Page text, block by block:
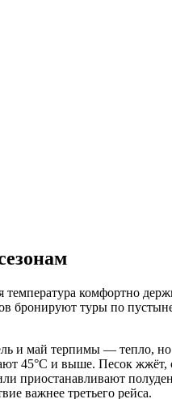
комфортно
бронируют туры по
и май терпимы — тепло,
45°C и выше. Песок
приостанавливают
важнее третьего рейса.